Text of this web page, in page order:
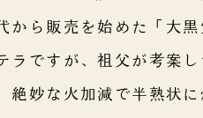
から販売を始めた「大
ラですが、祖父が考案
絶妙な火加減で半熟状